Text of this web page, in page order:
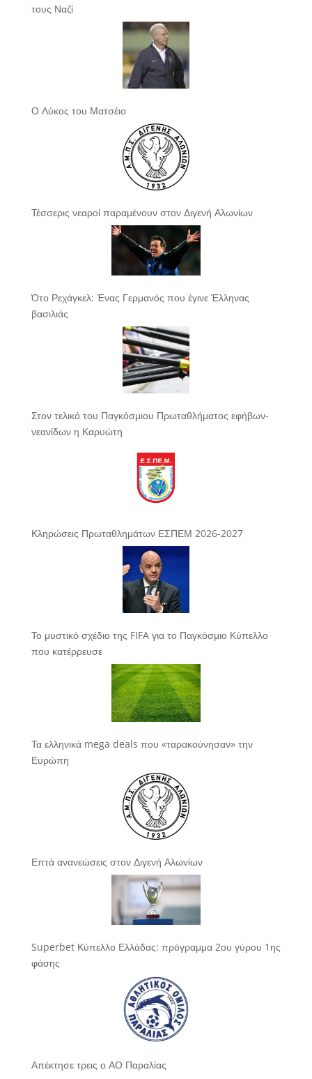
τους Ναζί
Ο Λύκος του Ματσέιο
Τέσσερις νεαροί παραμένουν στον Διγενή Αλωνίων
Ότο Ρεχάγκελ: Ένας Γερμανός που έγινε Έλληνας
βασιλιάς
Στον τελικό του Παγκόσμιου Πρωταθλήματος εφήβων-
νεανίδων η Καρυώτη
Κληρώσεις Πρωταθλημάτων ΕΣΠΕΜ 2026-2027
Το μυστικό σχέδιο της FIFA για το Παγκόσμιο Κύπελλο
που κατέρρευσε
Τα ελληνικά mega deals που «ταρακούνησαν» την
Ευρώπη
Επτά ανανεώσεις στον Διγενή Αλωνίων
Superbet Κύπελλο Ελλάδας: πρόγραμμα 2ου γύρου 1ης
φάσης
Απέκτησε τρεις ο ΑΟ Παραλίας